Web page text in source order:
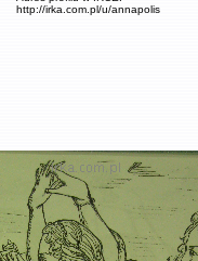
http://irka.com.pl/u/annapolis